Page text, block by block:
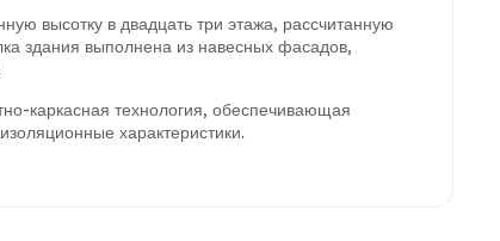
высотку в двадцать три этажа, рассчитанную
здания выполнена из навесных фасадов,
каркасная технология, обеспечивающая
характеристики.